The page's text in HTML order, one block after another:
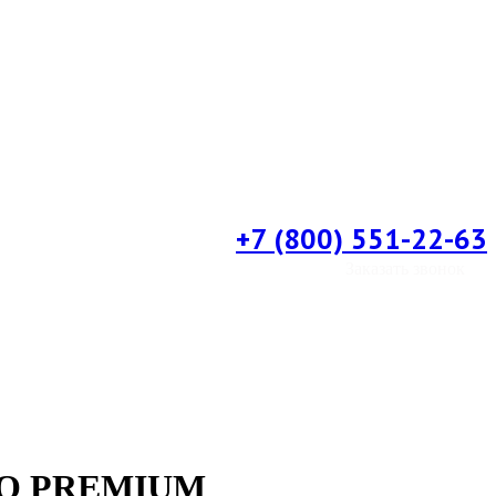
+7 (800) 551-22-63
PREMIUM